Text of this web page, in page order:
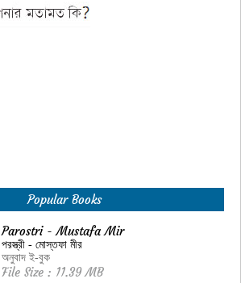
Popular Books
Parostri - Mustafa Mir
পরস্ত্রী - মোস্তফা মীর
অনুবাদ ই-বুক
File Size : 11.39 MB